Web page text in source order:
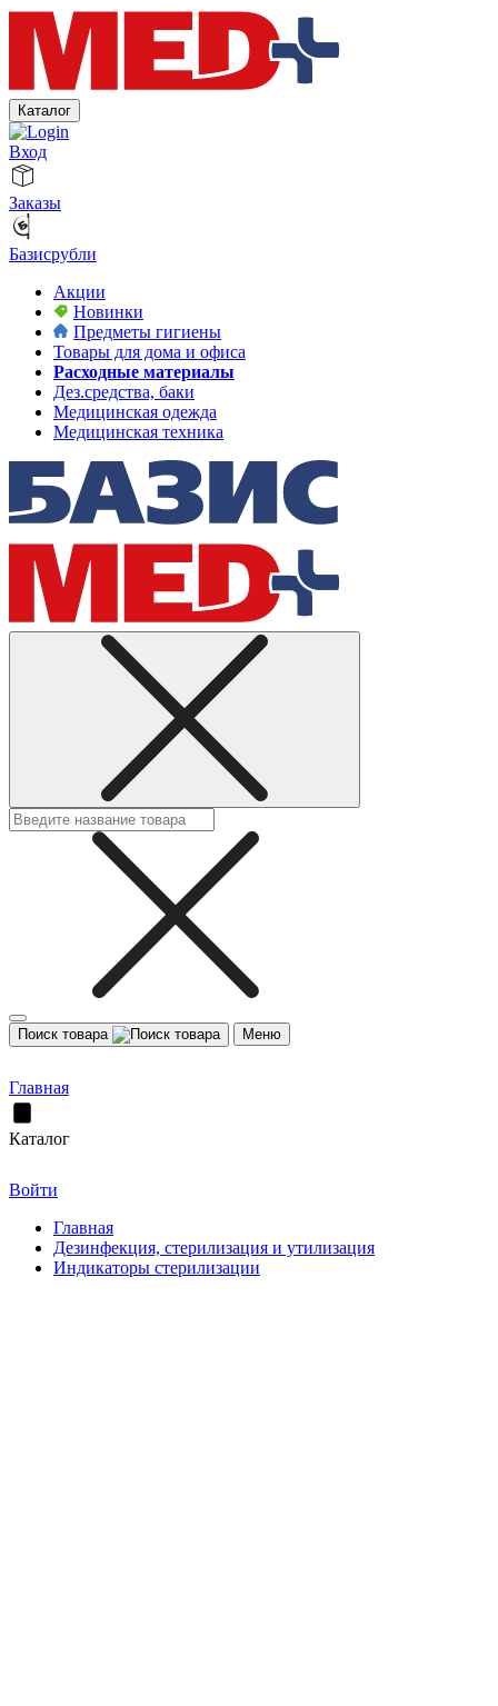
Каталог
Вход
Заказы
Базисрубли
Акции
Новинки
Предметы гигиены
Товары для дома и офиса
Расходные материалы
Дез.средства, баки
Медицинская одежда
Медицинская техника
Поиск товара Меню
Главная
Каталог
Войти
Главная
Дезинфекция, стерилизация и утилизация
Индикаторы стерилизации